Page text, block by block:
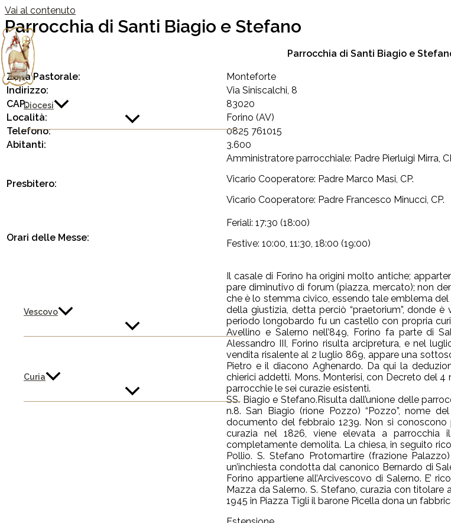
Vai al contenuto
Diocesi
Vescovo
Curia
Parrocchia di Santi Biagio e Stefano
Parrocchia di Santi Biagio e
Zona Pastorale:
Monteforte
Indirizzo:
Via Siniscalchi, 8
CAP:
83020
Località:
Forino (AV)
Telefono:
0825 761015
Abitanti:
3.600
Presbitero:
Amministratore parrocchiale: Padre Pierluigi Mirra,
Vicario Cooperatore: Padre Marco Masi, CP.
Vicario Cooperatore: Padre Francesco Minucci, CP.
Orari delle Messe:
Feriali: 17:30 (18:00)
Festive: 10:00, 11:30, 18:00 (19:00)
Il casale di Forino ha origini molto antiche;
pare diminutivo di forum (piazza, mercato); non
che è lo stemma civico, essendo tale emblema del
della giustizia, detta perciò “praetorium”, donde
periodo longobardo fu un castello con propria
Avellino e Salerno nell’849, Forino fa parte di
Alessandro III, Forino risulta arcipretura, e nel
vendita risalente al 2 luglio 869, appare una
Pietro e il diacono Aghenardo. Da qui la
chierici addetti. Mons. Monterisi, con Decreto del 4
parrocchie le sei curazie esistenti.
SS. Biagio e Stefano.Risulta dall’unione delle
n.8. San Biagio (rione Pozzo) “Pozzo”, nome
documento del febbraio 1239. Non si
curazia nel 1826, viene elevata a
completamente demolita. La chiesa, in seguito
Pollio. S. Stefano Protomartire (frazione
un’inchiesta condotta dal canonico Bernardo di
Forino appartiene all’Arcivescovo di Salerno. E’
Mazza da Salerno. S. Stefano, curazia con
1945 in Piazza Tigli il barone Picella dona un